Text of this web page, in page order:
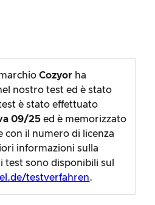
Cozyor ha
nostro test ed è stato
è stato effettuato
09/25 ed è memorizzato
con il numero di licenza
informazioni sulla
test sono disponibili sul
testverfahren.